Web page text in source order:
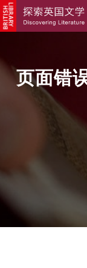
页面错